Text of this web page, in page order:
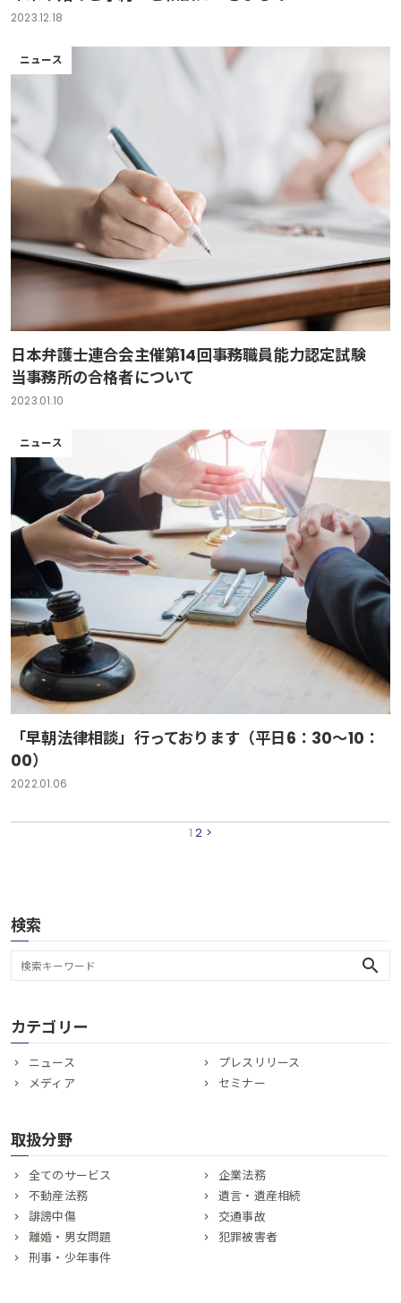
2023.12.18
ニュース
日本弁護士連合会主催第14回事務職員能力認定試験
当事務所の合格者について
2023.01.10
ニュース
「早朝法律相談」行っております（平日6：30～10：
00）
2022.01.06
1 2 >
検索
search
カテゴリー
ニュース
プレスリリース
メディア
セミナー
取扱分野
全てのサービス
企業法務
不動産法務
遺言・遺産相続
誹謗中傷
交通事故
離婚・男女問題
犯罪被害者
刑事・少年事件